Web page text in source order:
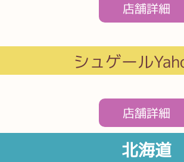
店舗詳細
シュゲール
店舗詳細
北海道